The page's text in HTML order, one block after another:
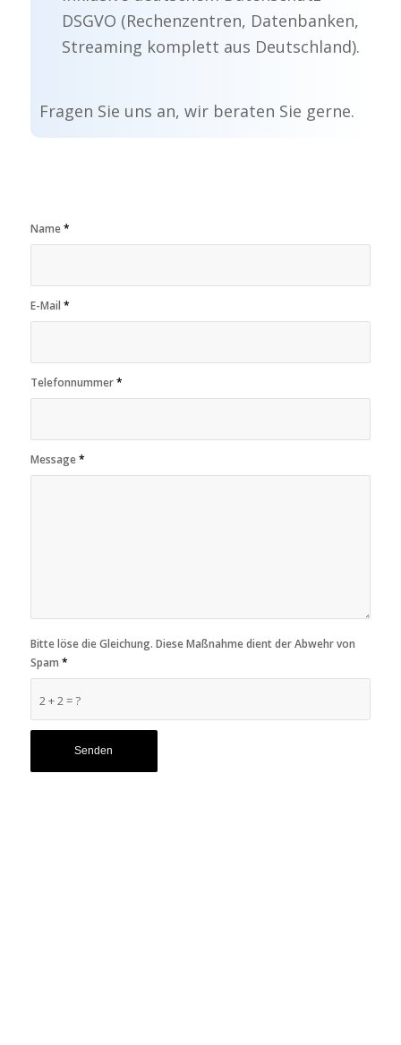
DSGVO (Rechenzentren, Datenbanken,
Streaming komplett aus Deutschland).
Fragen Sie uns an, wir beraten Sie gerne.
Name*
E-Mail *
Telefonnummer*
Message*
2 + 2 = ?
Bitte löse die Gleichung. Diese Maßnahme dient der Abwehr von
Spam *